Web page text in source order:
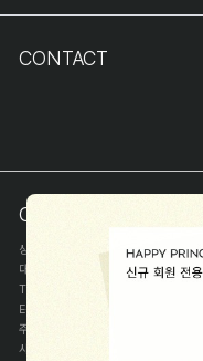
CONTACT
COMPANY INFO
상호
(주)해피프린스
대표
이화진
TEL
E-MAIL
주소
사업자등록번호